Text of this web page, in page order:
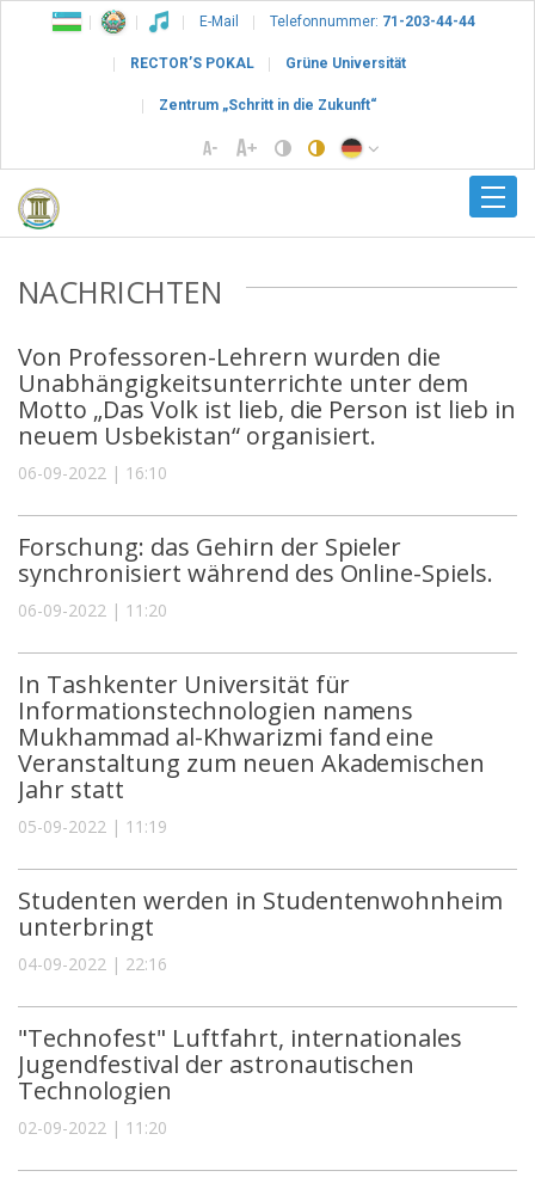
E-Mail Telefonnummer: 71-203-44-44
RECTOR’S POKAL Grüne Universität
Zentrum „Schritt in die Zukunft“
NACHRICHTEN
Von Professoren-Lehrern wurden die
Unabhängigkeitsunterrichte unter dem
Motto „Das Volk ist lieb, die Person ist lieb in
neuem Usbekistan“ organisiert.
06-09-2022 | 16:10
Forschung: das Gehirn der Spieler
synchronisiert während des Online-Spiels.
06-09-2022 | 11:20
In Tashkenter Universität für
Informationstechnologien namens
Mukhammad al-Khwarizmi fand eine
Veranstaltung zum neuen Akademischen
Jahr statt
05-09-2022 | 11:19
Studenten werden in Studentenwohnheim
unterbringt
04-09-2022 | 22:16
"Technofest" Luftfahrt, internationales
Jugendfestival der astronautischen
Technologien
02-09-2022 | 11:20